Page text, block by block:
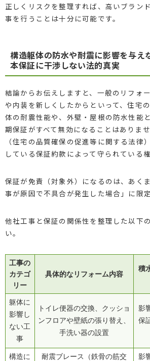
正しくリスクを整理すれば、高いブラン
事を行うことは十分に可能です。
構造躯体の防水や耐震に影響を与え
本保証に干渉しない法的真実
結論からお伝えしますと、一般のリフォ
や内装を新しくしたからといって、住宅
体の耐震性能や、外壁・屋根の防水性能
期保証がすべて無効になることはありま
（住宅の品質確保の促進等に関する法律
している保証約款によって守られている権
保証が免責（対象外）になるのは、あく
事が原因で不具合が発生した場合」に限定
他社工事と保証の関係性を整理した以下
い。
工事の
カテゴ
リー
具体的なリフォーム内容
積
躯体に
影響し
ない工
事
トイレ便器の交換、クッショ
ンフロアや壁紙の張り替え、
手洗い器の設置
影
保
構造に
耐震ブレース（鉄骨の筋交
影